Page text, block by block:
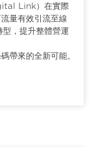
Link）在實際
量有效引流至線
，提升整體營運
帶來的全新可能。